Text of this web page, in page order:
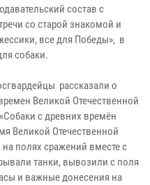
состав с
со старой знакомой и
все для Победы», в
собаки.
рассказали о
Великой Отечественной
с древних времён
Великой Отечественной
полях сражений вместе с
танки, вывозили с поля
и важные донесения на